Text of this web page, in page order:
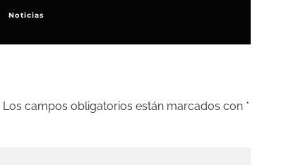
Noticias
Los campos obligatorios están marcados con *